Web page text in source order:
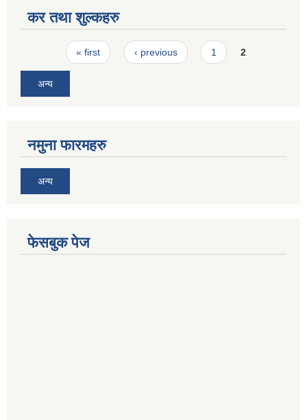
कर तथा शुल्कहरु
Pages« first ‹ previous 1 2
अन्य
नमुना फारमहरु
अन्य
फेसबुक पेज